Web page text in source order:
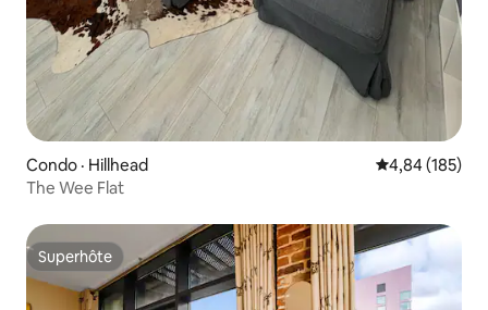
Condo · Hillhead Note
4,84 (185)
The Wee Flat
Superhôte
Superhôte